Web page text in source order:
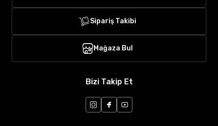
Sipariş Takibi
Mağaza Bul
Bizi Takip Et